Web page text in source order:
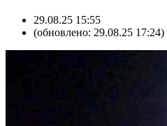
29.08.25 15:55
(обновлено: 29.08.25 17:24)